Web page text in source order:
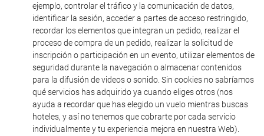
ejemplo, controlar el tráfico y la comunicación de datos,
identificar la sesión, acceder a partes de acceso restringido,
recordar los elementos que integran un pedido, realizar el
proceso de compra de un pedido, realizar la solicitud de
inscripción o participación en un evento, utilizar elementos de
seguridad durante la navegación o almacenar contenidos
para la difusión de videos o sonido. Sin cookies no sabríamos
qué servicios has adquirido ya cuando eliges otros (nos
ayuda a recordar que has elegido un vuelo mientras buscas
hoteles, y así no tenemos que cobrarte por cada servicio
individualmente y tu experiencia mejora en nuestra Web).